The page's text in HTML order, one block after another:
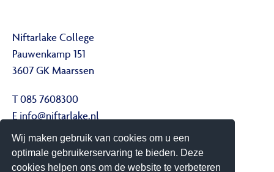
Wij maken gebruik van cookies om u een
optimale gebruikerservaring te bieden. Deze
cookies helpen ons om de website te verbeteren
Niftarlake College
Pauwenkamp 151
3607 GK Maarssen
T 085 7608300
Einfo@niftarlake.nl
Volg ons ook op:
Twitter